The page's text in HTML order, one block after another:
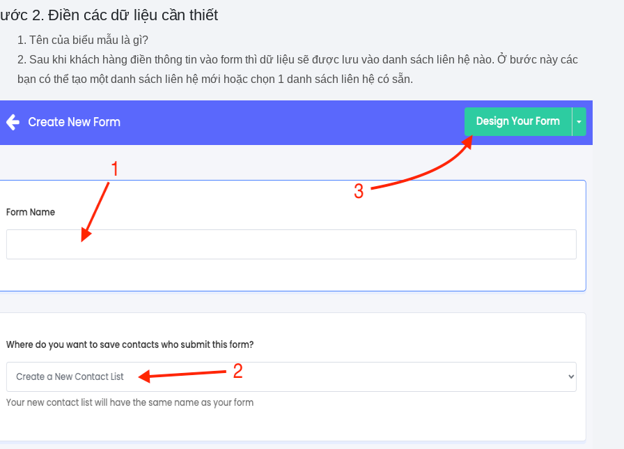
2. Điền các dữ liệu cần thiết
1. Tên của biểu mẫu là gì?
2. Sau khi khách hàng điền thông tin vào form thì dữ liệu sẽ được lưu vào danh sách liên hệ nào. Ở bước này các
bạn có thể tạo một danh sách liên hệ mới hoặc chọn 1 danh sách liên hệ có sẵn.